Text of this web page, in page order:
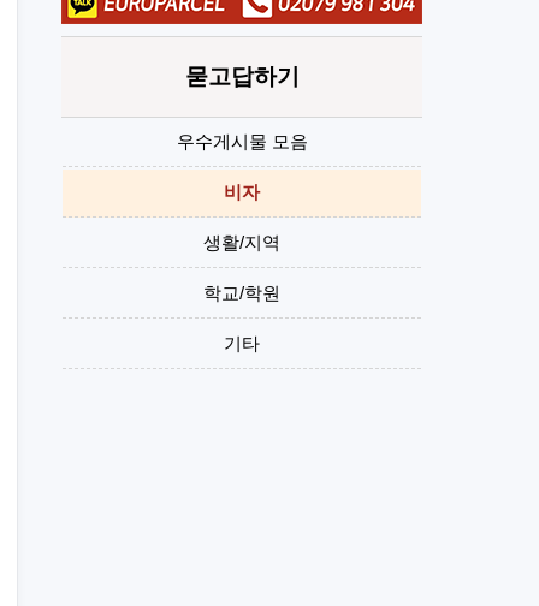
묻고답하기
우수게시물 모음
비자
생활/지역
학교/학원
기타